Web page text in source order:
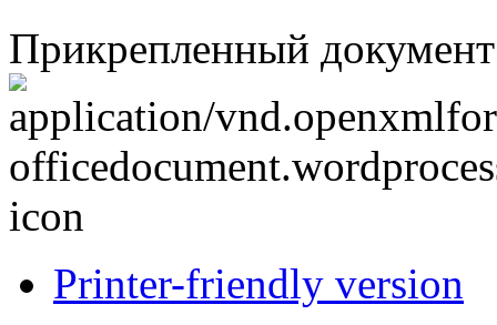
Прикрепленный
Printer-friendly version